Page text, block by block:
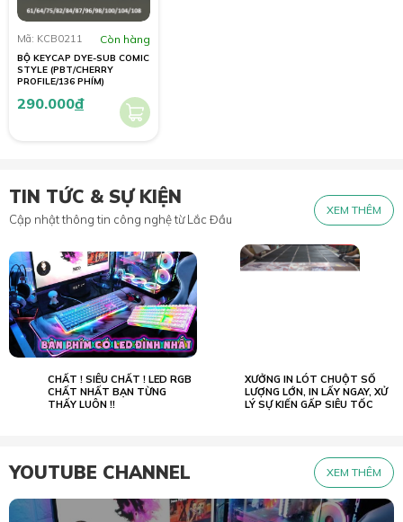
Mã: KCB0211 Còn hàng
BỘ KEYCAP DYE-SUB COMIC
STYLE (PBT/CHERRY
PROFILE/136 PHÍM)
290.000đ
TIN TỨC & SỰ KIỆN
Cập nhật thông tin công nghệ từ Lắc Đầu
XEM THÊM
CHẤT ! SIÊU CHẤT ! LED RGB
CHẤT NHẤT BẠN TỪNG
THẤY LUÔN !!
XƯỞNG IN LÓT CHUỘT SỐ
LƯỢNG LỚN, IN LẤY NGAY, XỬ
LÝ SỰ KIẾN GẤP SIÊU TỐC
YOUTUBE CHANNEL XEM THÊM